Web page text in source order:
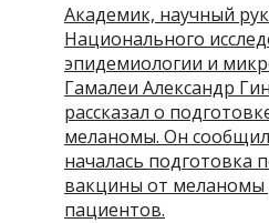
Академик, научный
Национального
эпидемиологии и
Гамалеи Александр
рассказал о
меланомы. Он
началась подготовка
вакцины от меланомы
пациентов.